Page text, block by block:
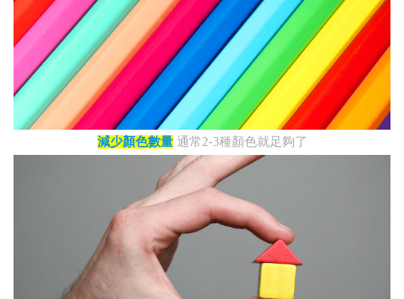
減少顏色數量通常2-3種顏色就足夠了